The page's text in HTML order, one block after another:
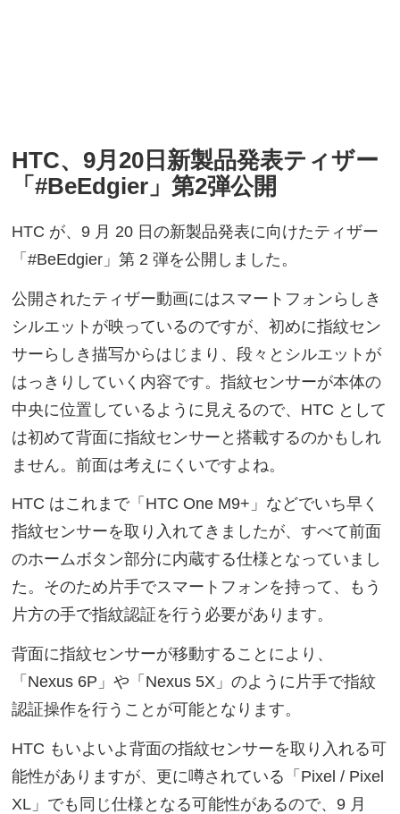
HTC、9月20日新製品発表ティザー
「#BeEdgier」第2弾公開
HTC が、9 月 20 日の新製品発表に向けたティザー
「#BeEdgier」第 2 弾を公開しました。
公開されたティザー動画にはスマートフォンらしき
シルエットが映っているのですが、初めに指紋セン
サーらしき描写からはじまり、段々とシルエットが
はっきりしていく内容です。指紋センサーが本体の
中央に位置しているように見えるので、HTC として
は初めて背面に指紋センサーと搭載するのかもしれ
ません。前面は考えにくいですよね。
HTC はこれまで「HTC One M9+」などでいち早く
指紋センサーを取り入れてきましたが、すべて前面
のホームボタン部分に内蔵する仕様となっていまし
た。そのため片手でスマートフォンを持って、もう
片方の手で指紋認証を行う必要があります。
背面に指紋センサーが移動することにより、
「Nexus 6P」や「Nexus 5X」のように片手で指紋
認証操作を行うことが可能となります。
HTC もいよいよ背面の指紋センサーを取り入れる可
能性がありますが、更に噂されている「Pixel / Pixel
XL」でも同じ仕様となる可能性があるので、9 月